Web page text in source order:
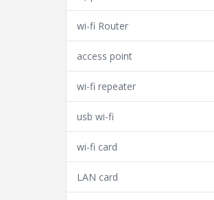
wi-fi Router
access point
wi-fi repeater
usb wi-fi
wi-fi card
LAN card